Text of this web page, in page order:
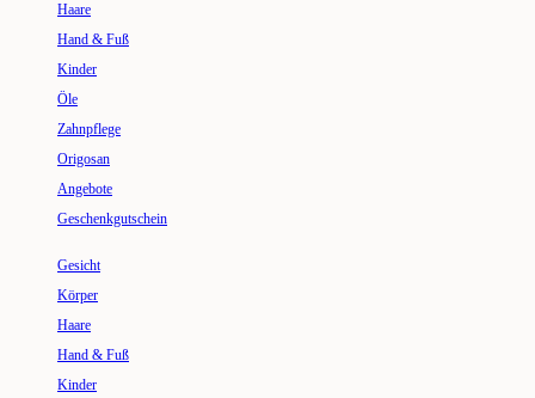
Haare
Hand & Fuß
Kinder
Öle
Zahnpflege
Origosan
Angebote
Geschenkgutschein
Gesicht
Körper
Haare
Hand & Fuß
Kinder